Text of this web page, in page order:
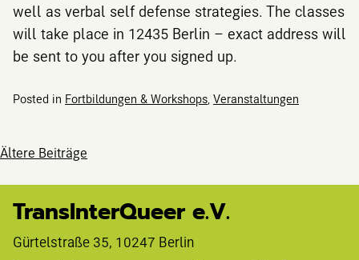
well as verbal self defense strategies. The classes
will take place in 12435 Berlin – exact address will
be sent to you after you signed up.
Posted in Fortbildungen & Workshops, Veranstaltungen
Ältere Beiträge
TransInterQueer e.V.
Gürtelstraße 35, 10247 Berlin